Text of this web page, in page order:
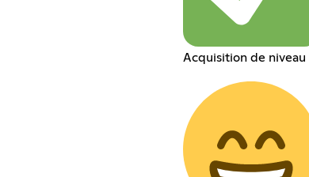
Acquisition de niveau